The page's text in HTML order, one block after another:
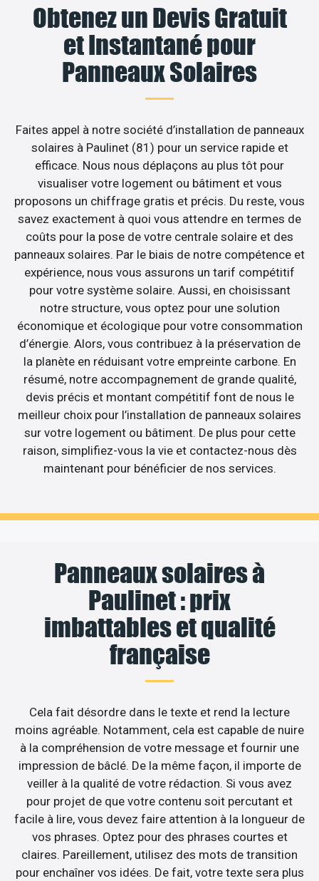
Obtenez un Devis Gratuit
et Instantané pour
Panneaux Solaires
Faites appel à notre société d’installation de panneaux
solaires à Paulinet (81) pour un service rapide et
efficace. Nous nous déplaçons au plus tôt pour
visualiser votre logement ou bâtiment et vous
proposons un chiffrage gratis et précis. Du reste, vous
savez exactement à quoi vous attendre en termes de
coûts pour la pose de votre centrale solaire et des
panneaux solaires. Par le biais de notre compétence et
expérience, nous vous assurons un tarif compétitif
pour votre système solaire. Aussi, en choisissant
notre structure, vous optez pour une solution
économique et écologique pour votre consommation
d’énergie. Alors, vous contribuez à la préservation de
la planète en réduisant votre empreinte carbone. En
résumé, notre accompagnement de grande qualité,
devis précis et montant compétitif font de nous le
meilleur choix pour l’installation de panneaux solaires
sur votre logement ou bâtiment. De plus pour cette
raison, simplifiez-vous la vie et contactez-nous dès
maintenant pour bénéficier de nos services.
Panneaux solaires à
Paulinet : prix
imbattables et qualité
française
Cela fait désordre dans le texte et rend la lecture
moins agréable. Notamment, cela est capable de nuire
à la compréhension de votre message et fournir une
impression de bâclé. De la même façon, il importe de
veiller à la qualité de votre rédaction. Si vous avez
pour projet de que votre contenu soit percutant et
facile à lire, vous devez faire attention à la longueur de
vos phrases. Optez pour des phrases courtes et
claires. Pareillement, utilisez des mots de transition
pour enchaîner vos idées. De fait, votre texte sera plus